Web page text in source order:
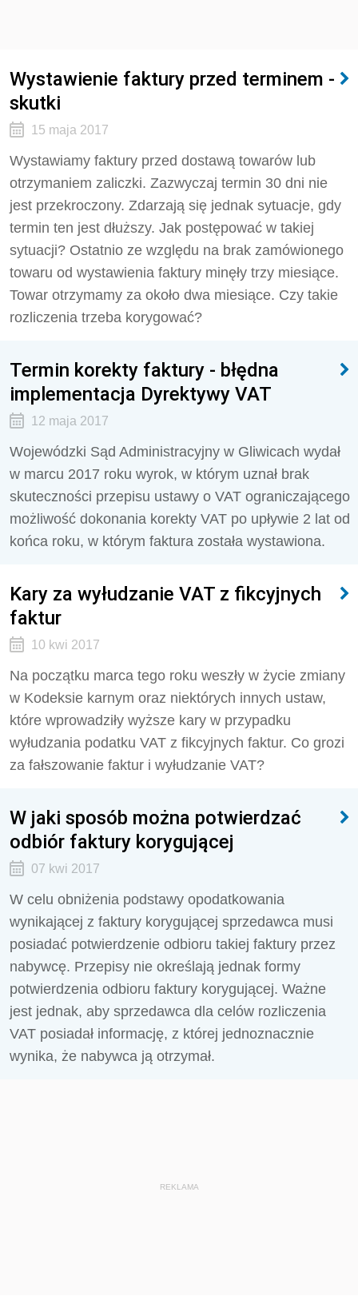
Wystawienie faktury przed terminem -
skutki
15 maja 2017
Wystawiamy faktury przed dostawą towarów lub
otrzymaniem zaliczki. Zazwyczaj termin 30 dni nie
jest przekroczony. Zdarzają się jednak sytuacje, gdy
termin ten jest dłuższy. Jak postępować w takiej
sytuacji? Ostatnio ze względu na brak zamówionego
towaru od wystawienia faktury minęły trzy miesiące.
Towar otrzymamy za około dwa miesiące. Czy takie
rozliczenia trzeba korygować?
Termin korekty faktury - błędna
implementacja Dyrektywy VAT
12 maja 2017
Wojewódzki Sąd Administracyjny w Gliwicach wydał
w marcu 2017 roku wyrok, w którym uznał brak
skuteczności przepisu ustawy o VAT ograniczającego
możliwość dokonania korekty VAT po upływie 2 lat od
końca roku, w którym faktura została wystawiona.
Kary za wyłudzanie VAT z fikcyjnych
faktur
10 kwi 2017
Na początku marca tego roku weszły w życie zmiany
w Kodeksie karnym oraz niektórych innych ustaw,
które wprowadziły wyższe kary w przypadku
wyłudzania podatku VAT z fikcyjnych faktur. Co grozi
za fałszowanie faktur i wyłudzanie VAT?
W jaki sposób można potwierdzać
odbiór faktury korygującej
07 kwi 2017
W celu obniżenia podstawy opodatkowania
wynikającej z faktury korygującej sprzedawca musi
posiadać potwierdzenie odbioru takiej faktury przez
nabywcę. Przepisy nie określają jednak formy
potwierdzenia odbioru faktury korygującej. Ważne
jest jednak, aby sprzedawca dla celów rozliczenia
VAT posiadał informację, z której jednoznacznie
wynika, że nabywca ją otrzymał.
REKLAMA